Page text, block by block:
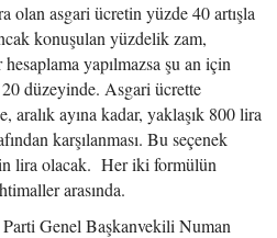
olan asgari ücretin yüzde 40 artışla
konuşulan yüzdelik zam,
yapılmazsa şu an için
düzeyinde. Asgari ücrette
ayına kadar, yaklaşık 800 lira
karşılanması. Bu seçenek
lira olacak. Her iki formülün
arasında.
Genel Başkanvekili Numan